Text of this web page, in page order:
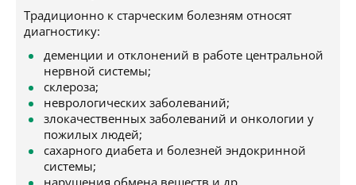
Традиционно к старческим болезням относят
диагностику:
деменции и отклонений в работе центральной
нервной системы;
склероза;
неврологических заболеваний;
злокачественных заболеваний и онкологии у
пожилых людей;
сахарного диабета и болезней эндокринной
системы;
нарушения обмена веществ и др.